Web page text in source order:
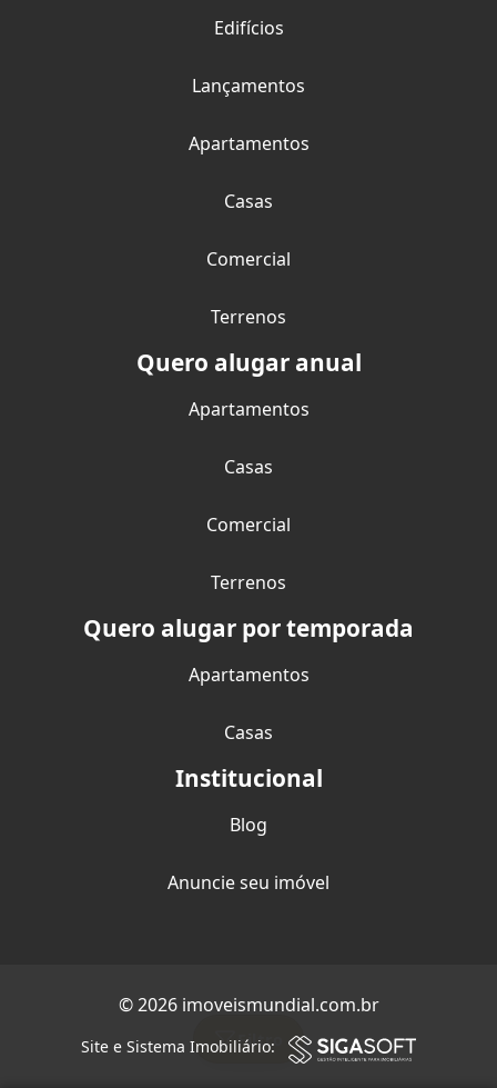
Filtro
Edifícios
Lançamentos
Apartamentos
Casas
Comercial
Terrenos
Quero alugar anual
Apartamentos
Casas
Comercial
Terrenos
Quero alugar por temporada
Apartamentos
Casas
Institucional
Blog
Anuncie seu imóvel
© 2026 imoveismundial.com.br
Site e Sistema Imobiliário: